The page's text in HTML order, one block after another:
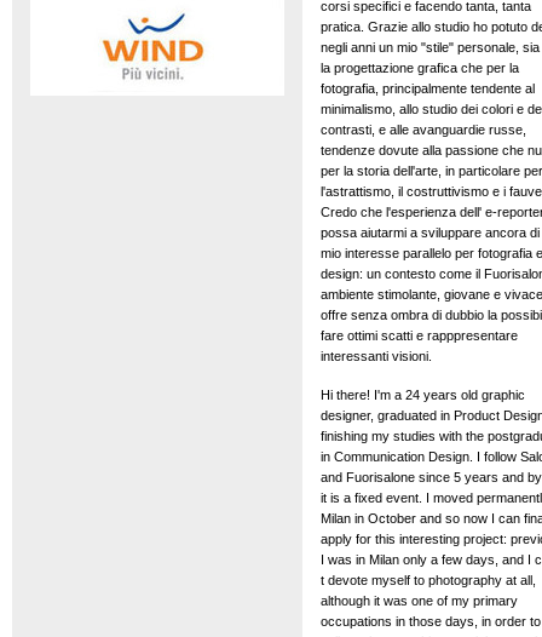
corsi specifici e facendo tanta, tanta
pratica. Grazie allo studio ho potuto
negli anni un mio "stile" personale,
la progettazione grafica che per la
fotografia, principalmente tendente al
minimalismo, allo studio dei colori e
contrasti, e alle avanguardie russe,
tendenze dovute alla passione che
per la storia dell'arte, in particolare per
l'astrattismo, il costruttivismo e i
Credo che l'esperienza dell' e-
possa aiutarmi a sviluppare ancora di
mio interesse parallelo per fotografia e
design: un contesto come il
ambiente stimolante, giovane e
offre senza ombra di dubbio la
fare ottimi scatti e rapppresentare
interessanti visioni.
Hi there! I'm a 24 years old graphic
designer, graduated in Product
finishing my studies with the
in Communication Design. I follow
and Fuorisalone since 5 years and
it is a fixed event. I moved
Milan in October and so now I can
apply for this interesting project:
I was in Milan only a few days, and I
t devote myself to photography at all,
although it was one of my primary
occupations in those days, in order to